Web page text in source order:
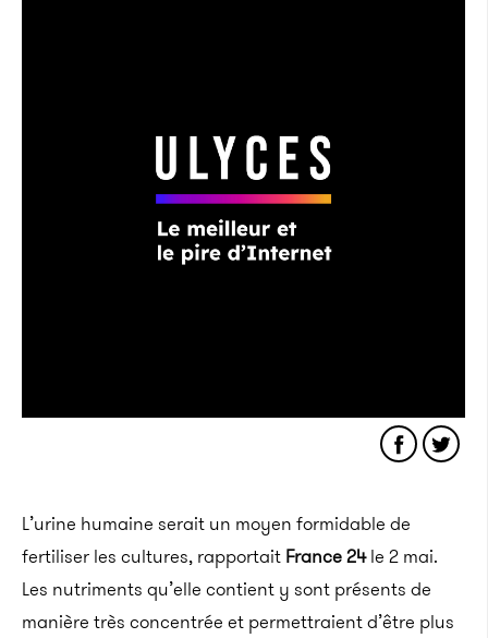
L’urine humaine serait un moyen formidable de
fertiliser les cultures, rapportait France 24le 2 mai.
Les nutriments qu’elle contient y sont présents de
manière très concentrée et permettraient d’être plus